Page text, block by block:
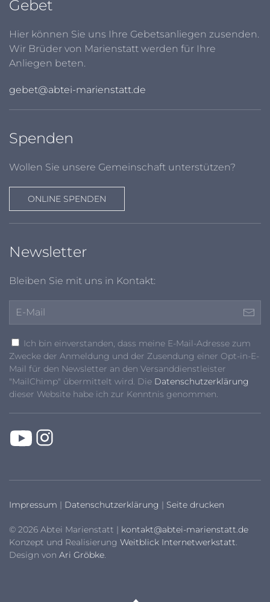
Gebet
Hier können Sie uns Ihre Gebetsanliegen zusenden.
Wir Brüder von Marienstatt werden für Ihre
Anliegen beten.
gebet@abtei-marienstatt.de
Spenden
Wollen Sie unsere Gemeinschaft unterstützen?
ONLINE SPENDEN
Newsletter
Bleiben Sie mit uns in Kontakt:
Ich bin einverstanden, dass meine E-Mail-Adresse zum
Zwecke der Anmeldung und der Zusendung einer Opt-in-E-
Mail für den Newsletter an den Versanddienstleister
"MailChimp" übermittelt wird. Die Datenschutzerklärung
dieser Website habe ich zur Kenntnis genommen.
Impressum | Datenschutzerklärung | Seite drucken
© 2026 Abtei Marienstatt | kontakt@abtei-marienstatt.de
Konzept und Realisierung Weitblick Internetwerkstatt.
Design von Ari Gröbke.